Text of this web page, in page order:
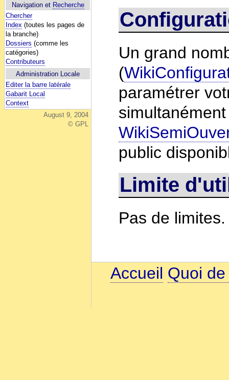
Navigation et Recherche
Chercher
Index (toutes les pages de
la branche)
Dossiers (comme les
catégories)
Contributeurs
Administration Locale
Editer la barre latérale
Gabarit Local
Context
August 9, 2004
© GPL
Un grand
(
paramétrer
public
Limite
Pas de limites.
Accueil Quoi